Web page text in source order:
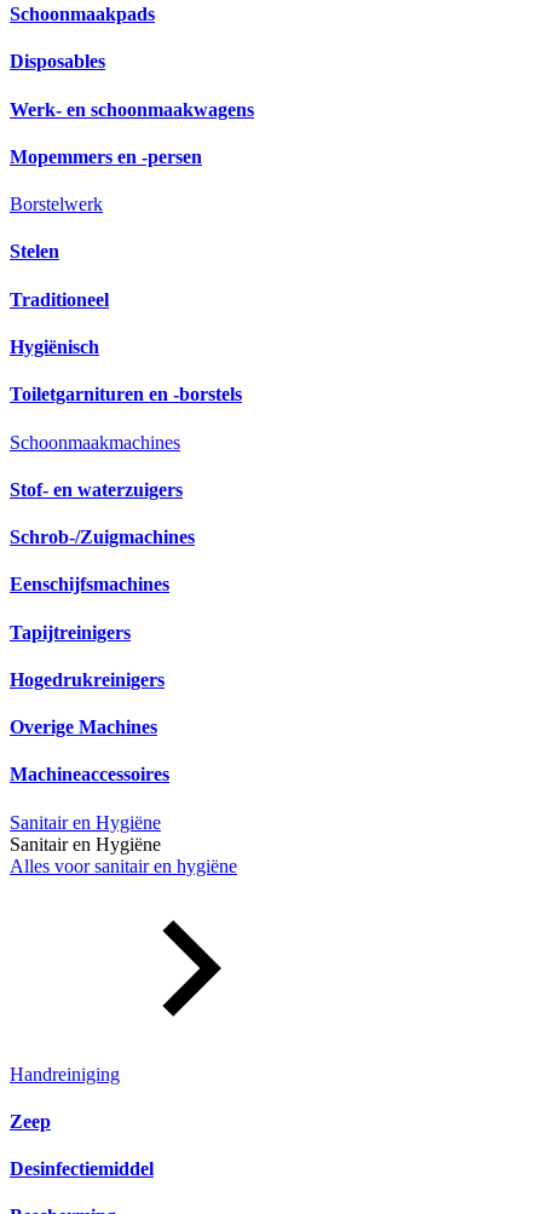
Schoonmaakpads
Disposables
Werk- en schoonmaakwagens
Mopemmers en -persen
Borstelwerk
Stelen
Traditioneel
Hygiënisch
Toiletgarnituren en -borstels
Schoonmaakmachines
Stof- en waterzuigers
Schrob-/Zuigmachines
Eenschijfsmachines
Tapijtreinigers
Hogedrukreinigers
Overige Machines
Machineaccessoires
Sanitair en Hygiëne
Sanitair en Hygiëne
Alles voor sanitair en hygiëne
Handreiniging
Zeep
Desinfectiemiddel